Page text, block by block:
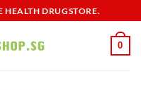
HEALTH DRUGSTORE.
0